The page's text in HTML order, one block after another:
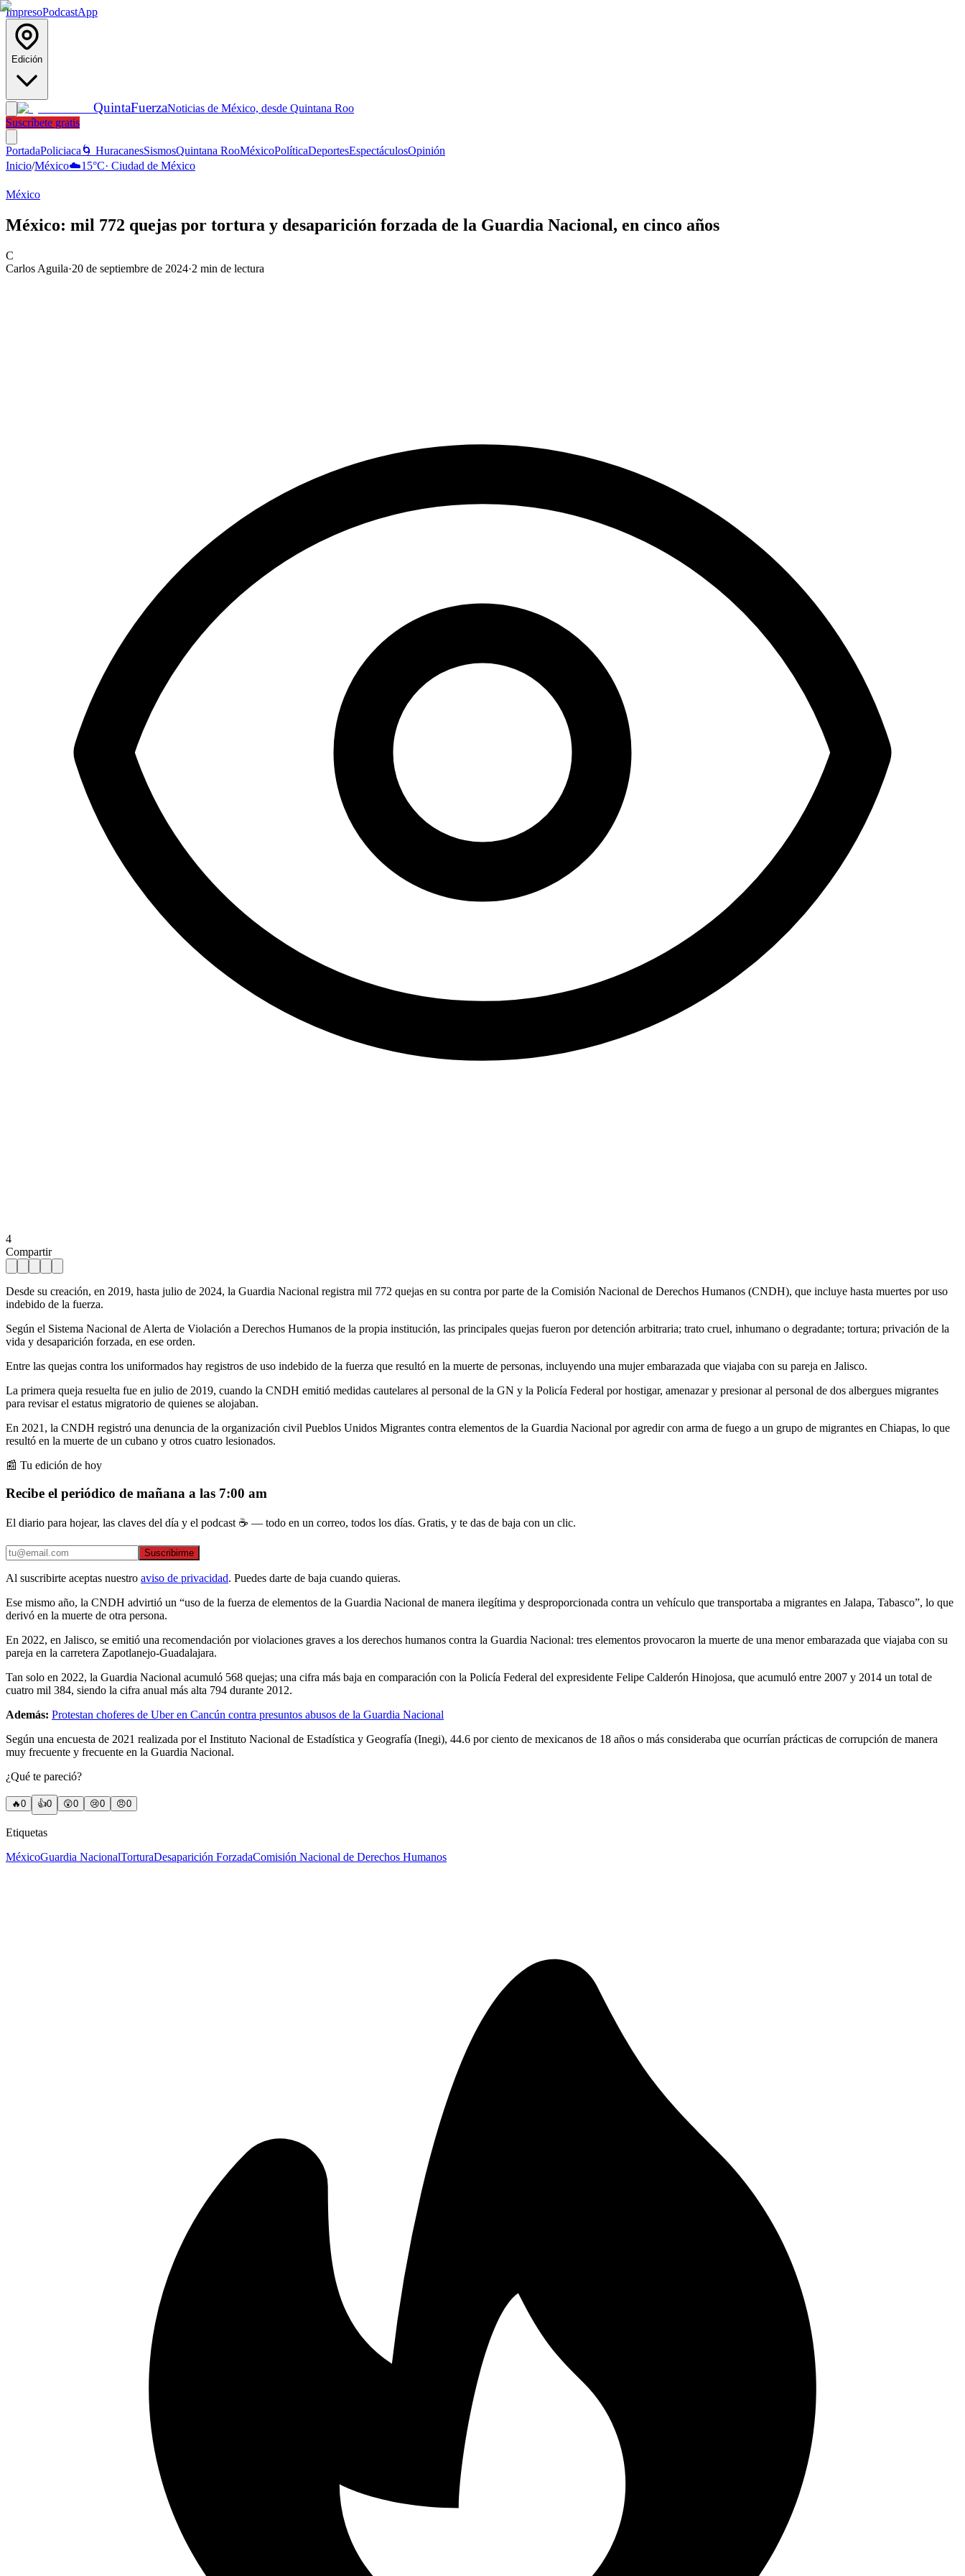
ImpresoPodcastApp
Edición
QuintaFuerzaNoticias de México, desde Quintana Roo
Suscríbete gratis
PortadaPoliciaca 🌀 HuracanesSismosQuintana RooMéxicoPolíticaDeportesEspectáculosOpinión
Inicio/México☁️15°C· Ciudad de México
México
México: mil 772 quejas por tortura y desaparición forzada de la Guardia Nacional, en cinco años
C
Carlos Aguila·20 de septiembre de 2024·2 min de lectura
4
Compartir
Desde su creación, en 2019, hasta julio de 2024, la Guardia Nacional registra mil 772 quejas en su contra por parte de la Comisión Nacional de Derechos Humanos (CNDH), que incluye hasta muertes por uso
indebido de la fuerza.
Según el Sistema Nacional de Alerta de Violación a Derechos Humanos de la propia institución, las principales quejas fueron por detención arbitraria; trato cruel, inhumano o degradante; tortura; privación de la
vida y desaparición forzada, en ese orden.
Entre las quejas contra los uniformados hay registros de uso indebido de la fuerza que resultó en la muerte de personas, incluyendo una mujer embarazada que viajaba con su pareja en Jalisco.
La primera queja resuelta fue en julio de 2019, cuando la CNDH emitió medidas cautelares al personal de la GN y la Policía Federal por hostigar, amenazar y presionar al personal de dos albergues migrantes
para revisar el estatus migratorio de quienes se alojaban.
En 2021, la CNDH registró una denuncia de la organización civil Pueblos Unidos Migrantes contra elementos de la Guardia Nacional por agredir con arma de fuego a un grupo de migrantes en Chiapas, lo que
resultó en la muerte de un cubano y otros cuatro lesionados.
📰 Tu edición de hoy
Recibe el periódico de mañana a las 7:00 am
El diario para hojear, las claves del día y el podcast ☕ — todo en un correo, todos los días. Gratis, y te das de baja con un clic.
Suscribirme
Al suscribirte aceptas nuestro aviso de privacidad. Puedes darte de baja cuando quieras.
Ese mismo año, la CNDH advirtió un “uso de la fuerza de elementos de la Guardia Nacional de manera ilegítima y desproporcionada contra un vehículo que transportaba a migrantes en Jalapa, Tabasco”, lo que
derivó en la muerte de otra persona.
En 2022, en Jalisco, se emitió una recomendación por violaciones graves a los derechos humanos contra la Guardia Nacional: tres elementos provocaron la muerte de una menor embarazada que viajaba con su
pareja en la carretera Zapotlanejo-Guadalajara.
Tan solo en 2022, la Guardia Nacional acumuló 568 quejas; una cifra más baja en comparación con la Policía Federal del expresidente Felipe Calderón Hinojosa, que acumuló entre 2007 y 2014 un total de
cuatro mil 384, siendo la cifra anual más alta 794 durante 2012.
Además: Protestan choferes de Uber en Cancún contra presuntos abusos de la Guardia Nacional
Según una encuesta de 2021 realizada por el Instituto Nacional de Estadística y Geografía (Inegi), 44.6 por ciento de mexicanos de 18 años o más consideraba que ocurrían prácticas de corrupción de manera
muy frecuente y frecuente en la Guardia Nacional.
¿Qué te pareció?
🔥0 👍0 😲0 😢0 😠0
Etiquetas
MéxicoGuardia NacionalTorturaDesaparición ForzadaComisión Nacional de Derechos Humanos